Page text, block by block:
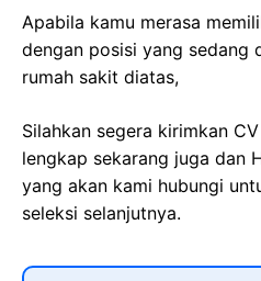
Apabila kamu merasa
dengan posisi yang sedang
rumah sakit diatas,
Silahkan segera kirimkan
lengkap sekarang juga dan
yang akan kami hubungi
seleksi selanjutnya.